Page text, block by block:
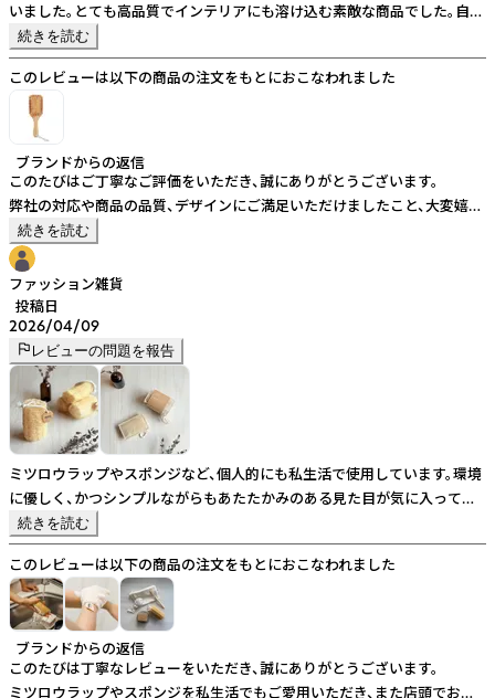
いました。とても高品質でインテリアにも溶け込む素敵な商品でした。自信
を持っておすすめしたいとおまいます！
続きを読む
このレビューは以下の商品の注文をもとにおこなわれました
ブランドからの返信
このたびはご丁寧なご評価をいただき、誠にありがとうございます。
弊社の対応や商品の品質、デザインにご満足いただけましたこと、大変嬉し
く存じます。
自信を持っておすすめしたいとの素敵なお言葉をいただき、スタッフ一同
の大きな励みとなっております。
今後とも、どうぞよろしくお願い申し上げます。
続きを読む
ファッション雑貨
投稿日
2026/04/09
レビューの問題を報告
ミツロウラップやスポンジなど、個人的にも私生活で使用しています。環境
に優しく、かつシンプルながらもあたたかみのある見た目が気に入ってい
ます。ミツロウラップは柄も可愛いので、お客様に手に取っていただくこと
が多いです。日用品、消耗品からエコな暮らしを取り入れること、そして「お
しゃれ」「すてき」と感じられるものであること、この両立が叶っている素晴
らしいプロダクトだと思います。
続きを読む
このレビューは以下の商品の注文をもとにおこなわれました
ブランドからの返信
このたびは丁寧なレビューをいただき、誠にありがとうございます。
ミツロウラップやスポンジを私生活でもご愛用いただき、また店頭でお客